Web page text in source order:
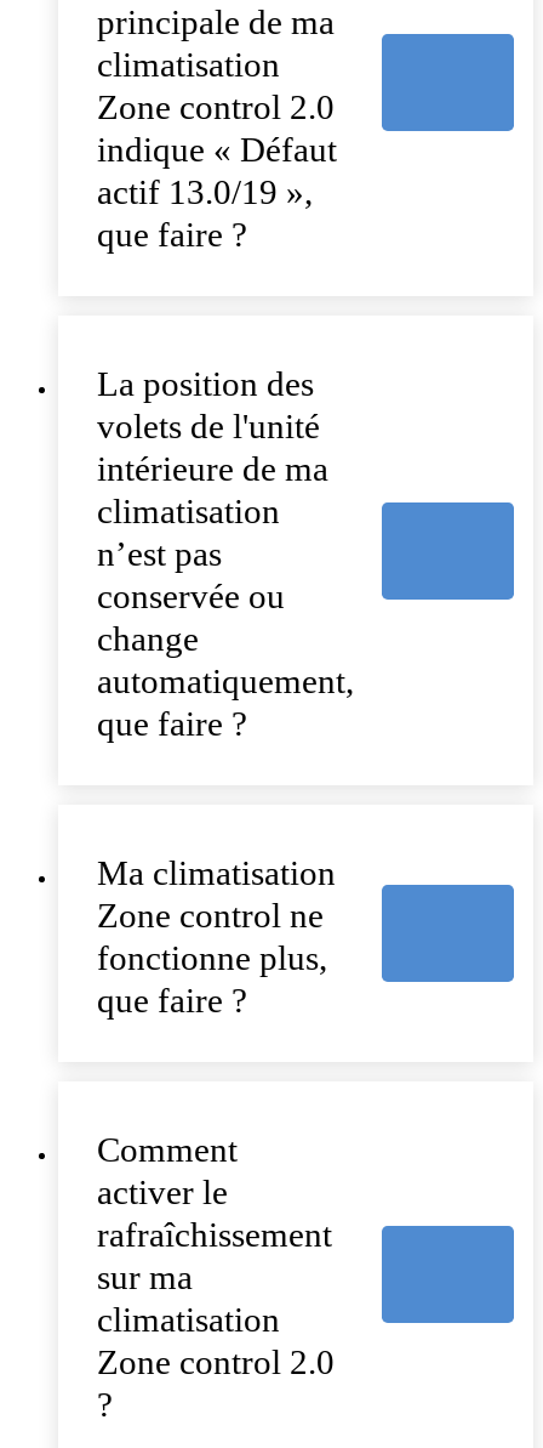
principale de ma
climatisation
Zone control 2.0
indique « Défaut
actif 13.0/19 »,
que faire ?
La position des
volets de l'unité
intérieure de ma
climatisation
n’est pas
conservée ou
change
automatiquement,
que faire ?
Ma climatisation
Zone control ne
fonctionne plus,
que faire ?
Comment
activer le
rafraîchissement
sur ma
climatisation
Zone control 2.0
?